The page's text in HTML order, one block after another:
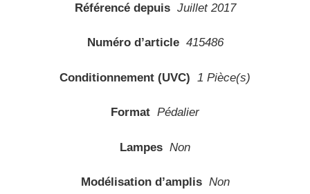
Référencé depuis Juillet 2017
Numéro d’article 415486
Conditionnement (UVC) 1 Pièce(s)
Format Pédalier
Lampes Non
Modélisation d’amplis Non